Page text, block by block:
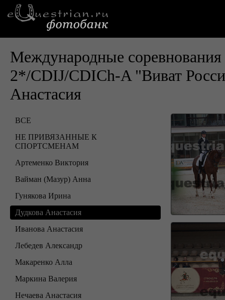
Международные
2*/CDIJ/CDICh-A "Виват
Анастасия
ВСЕ
НЕ ПРИВЯЗАННЫЕ К
СПОРТСМЕНАМ
Артеменко Виктория
Вайман (Мазур) Анна
Гунякова Ирина
Дудкова Анастасия
Иванова Анастасия
Лебедев Александр
Макаренко Алла
Маркина Валерия
Нечаева Анастасия